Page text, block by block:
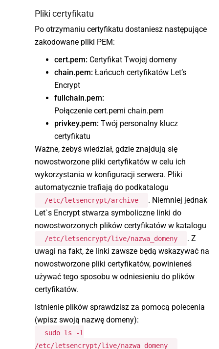
Pliki certyfikatu
Po otrzymaniu certyfikatu dostaniesz następujące
zakodowane pliki PEM:
cert.pem: Certyfikat Twojej domeny
chain.pem: Łańcuch certyfikatów Let’s
Encrypt
fullchain.pem:
Połączenie cert.pemi chain.pem
privkey.pem: Twój personalny klucz
certyfikatu
Ważne, żebyś wiedział, gdzie znajdują się
nowostworzone pliki certyfikatów w celu ich
wykorzystania w konfiguracji serwera. Pliki
automatycznie trafiają do podkatalogu
/etc/letsencrypt/archive
. Niemniej jednak
Let`s Encrypt stwarza symboliczne linki do
nowostworzonych plików certyfikatów w katalogu
/etc/letsencrypt/live/nazwa_domeny
. Z
uwagi na fakt, że linki zawsze będą wskazywać na
nowostworzone pliki certyfikatów, powinieneś
używać tego sposobu w odniesieniu do plików
certyfikatów.
Istnienie plików sprawdzisz za pomocą polecenia
(wpisz swoją nazwę domeny):
sudo ls -l
/etc/letsencrypt/live/nazwa_domeny